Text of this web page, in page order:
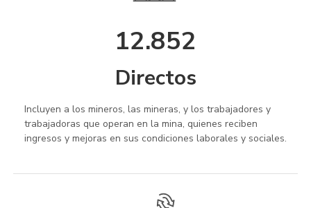
12.852
Directos
Incluyen a los mineros, las mineras, y los trabajadores y
trabajadoras que operan en la mina, quienes reciben
ingresos y mejoras en sus condiciones laborales y sociales.